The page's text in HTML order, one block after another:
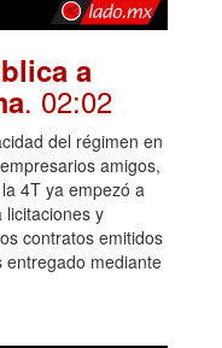
a
. 02:02
del régimen en
amigos,
4T ya empezó a
y
contratos emitidos
entregado mediante